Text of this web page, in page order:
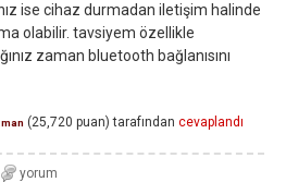
ise cihaz durmadan iletişim halinde
olabilir. tavsiyem özellikle
zaman bluetooth bağlanısını
(25,720 puan) tarafından cevaplandı